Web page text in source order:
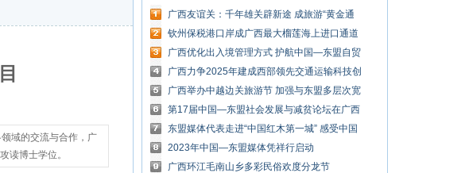
域的交流与合作，广
读博士学位。
广西友谊关：千年雄关辟新途 成旅游“黄金通
道”
钦州保税港口岸成广西最大榴莲海上进口通道
广西优化出入境管理方式 护航中国—东盟自贸
区发展
广西力争2025年建成西部领先交通运输科技创
新体系
广西举办中越边关旅游节 加强与东盟多层次宽
领域合作
第17届中国—东盟社会发展与减贫论坛在广西
北海举行
东盟媒体代表走进“中国红木第一城” 感受中国
传统红木文化
2023年中国—东盟媒体凭祥行启动
广西环江毛南山乡多彩民俗欢度分龙节